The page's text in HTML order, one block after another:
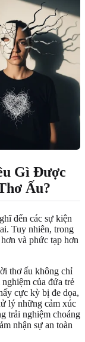
Gì Được
Ấu?
đến các sự kiện
Tuy nhiên, trong
và phức tạp hơn
thơ ấu không chỉ
của đứa trẻ
cực kỳ bị đe dọa,
lý những cảm xúc
trải nghiệm choáng
nhận sự an toàn